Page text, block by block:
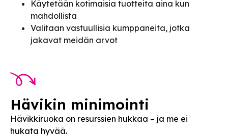
Käytetään kotimaisia tuotteita aina kun
mahdollista
Valitaan vastuullisia kumppaneita, jotka
jakavat meidän arvot
Hävikin minimointi
Hävikkiruoka on resurssien hukkaa – ja me ei
hukata hyvää.